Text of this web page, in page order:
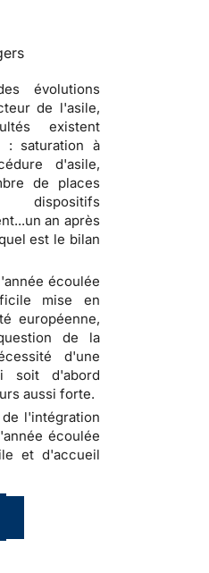
évolutions
de l'asile,
existent
: saturation à
d'asile,
de places
dispositifs
an après
est le bilan
écoulée
mise en
européenne,
de la
d'une
soit d'abord
aussi forte.
l'intégration
écoulée
et d'accueil